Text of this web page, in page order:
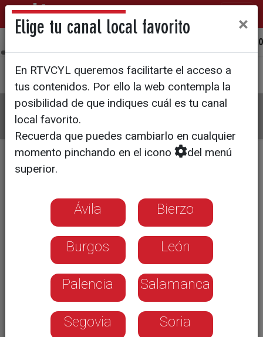
La8 Programas Guía TV Directo
Pulsa aquí si deseas establecer
Las entrevistas de Cuestión
de Prioridades
Selección de las entrevistas a los invitados
más relevantes de Cuestión de Prioridades.
Elige tu canal local favorito ×
En RTVCYL queremos facilitarte el acceso a
tus contenidos. Por ello la web contempla la
posibilidad de que indiques cuál es tu canal
local favorito.
Recuerda que puedes cambiarlo en cualquier
momento pinchando en el icono
del menú
superior.
Ávila Bierzo
Burgos León
Palencia Salamanca
Segovia Soria